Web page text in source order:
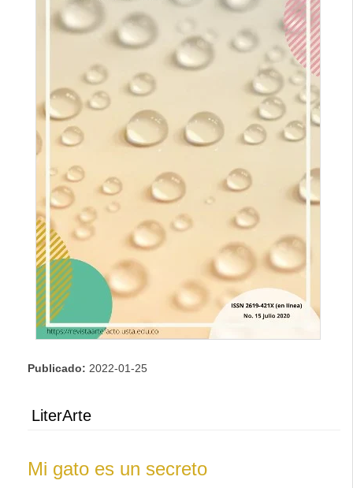
Publicado: 2022-01-25
LiterArte
Mi gato es un secreto